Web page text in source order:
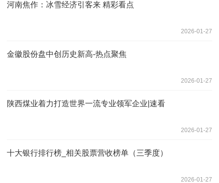
河南焦作：冰雪经济引客来 精彩看点
2026-01-27
金徽股份盘中创历史新高-热点聚焦
2026-01-27
陕西煤业着力打造世界一流专业领军企业|速看
2026-01-27
十大银行排行榜_相关股票营收榜单（三季度）
2026-01-27